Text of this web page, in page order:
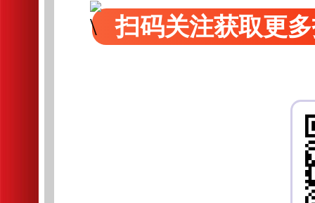
扫码关注获取更